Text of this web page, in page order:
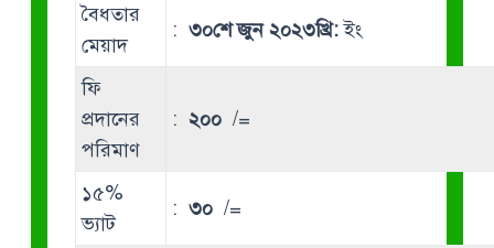
বৈধতার
মেয়াদ
: ৩০শে জুন ২০২৩খ্রি:ইং
ফি
প্রদানের
পরিমাণ
: ২০০/=
১৫%
ভ্যাট
: ৩০/=